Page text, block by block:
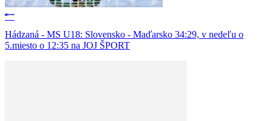
Hádzaná - MS U18: Slovensko - Maďarsko 34:29, v nedeľu o
5.miesto o 12:35 na JOJ ŠPORT